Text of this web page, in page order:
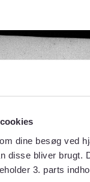
dine besøg ved
disse bliver
3. parts